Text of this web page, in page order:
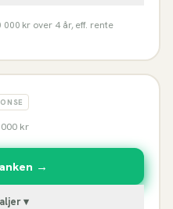
000 kr over 4 år, eff. rente
kr
→
▾